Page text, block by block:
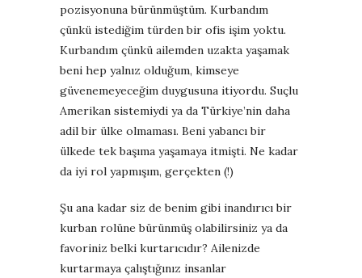
pozisyonuna bürünmüştüm. Kurbandım
çünkü istediğim türden bir ofis işim yoktu.
Kurbandım çünkü ailemden uzakta yaşamak
beni hep yalnız olduğum, kimseye
güvenemeyeceğim duygusuna itiyordu. Suçlu
Amerikan sistemiydi ya da Türkiye’nin daha
adil bir ülke olmaması. Beni yabancı bir
ülkede tek başıma yaşamaya itmişti. Ne kadar
da iyi rol yapmışım, gerçekten (!)
Şu ana kadar siz de benim gibi inandırıcı bir
kurban rolüne bürünmüş olabilirsiniz ya da
favoriniz belki kurtarıcıdır? Ailenizde
kurtarmaya çalıştığınız insanlar